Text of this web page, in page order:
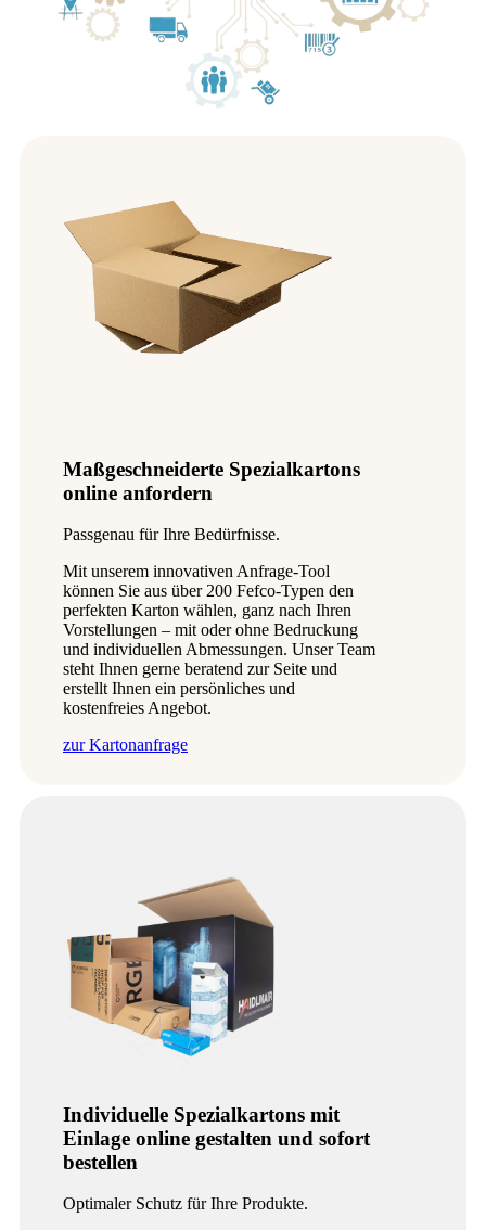
Maßgeschneiderte Spezialkartons
online anfordern
Passgenau für Ihre Bedürfnisse.
Mit unserem innovativen Anfrage-Tool
können Sie aus über 200 Fefco-Typen den
perfekten Karton wählen, ganz nach Ihren
Vorstellungen – mit oder ohne Bedruckung
und individuellen Abmessungen. Unser Team
steht Ihnen gerne beratend zur Seite und
erstellt Ihnen ein persönliches und
kostenfreies Angebot.
zur Kartonanfrage
Individuelle Spezialkartons mit
Einlage online gestalten und sofort
bestellen
Optimaler Schutz für Ihre Produkte.